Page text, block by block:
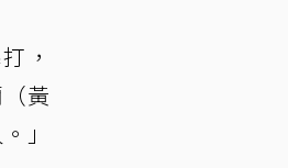
，
黃
」